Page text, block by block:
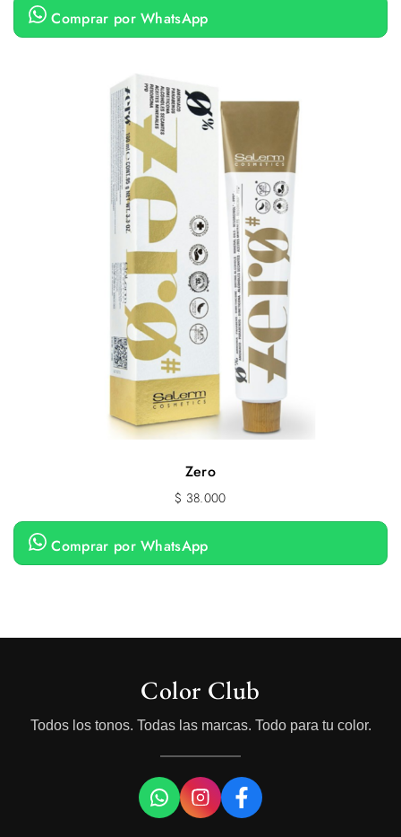
Comprar por WhatsApp
Zero
$ 38.000
Comprar por WhatsApp
Color Club
Todos los tonos. Todas las marcas. Todo para tu color.